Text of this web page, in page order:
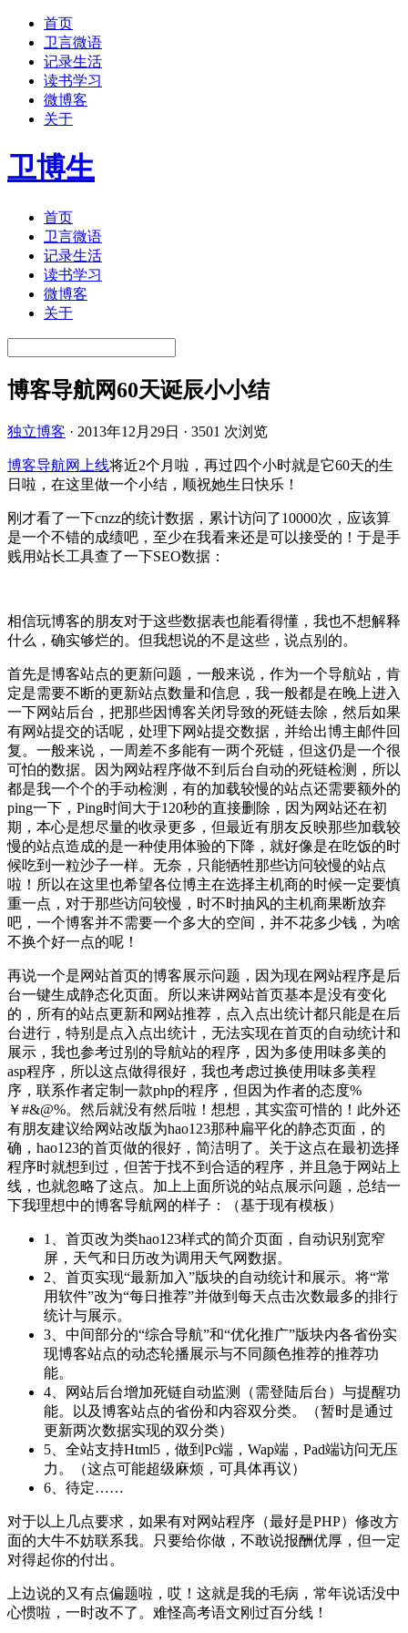
首页
卫言微语
记录生活
读书学习
微博客
关于
卫博生
首页
卫言微语
记录生活
读书学习
微博客
关于
博客导航网60天诞辰小小结
独立博客 · 2013年12月29日 · 3501 次浏览
博客导航网 上线将近2个月啦，再过四个小时就是它60天的生
日啦，在这里做一个小结，顺祝她生日快乐！
刚才看了一下cnzz的统计数据，累计访问了10000次，应该算
是一个不错的成绩吧，至少在我看来还是可以接受的！于是手
贱用站长工具查了一下SEO数据：
相信玩博客的朋友对于这些数据表也能看得懂，我也不想解释
什么，确实够烂的。但我想说的不是这些，说点别的。
首先是博客站点的更新问题，一般来说，作为一个导航站，肯
定是需要不断的更新站点数量和信息，我一般都是在晚上进入
一下网站后台，把那些因博客关闭导致的死链去除，然后如果
有网站提交的话呢，处理下网站提交数据，并给出博主邮件回
复。一般来说，一周差不多能有一两个死链，但这仍是一个很
可怕的数据。因为网站程序做不到后台自动的死链检测，所以
都是我一个个的手动检测，有的加载较慢的站点还需要额外的
ping一下，Ping时间大于120秒的直接删除，因为网站还在初
期，本心是想尽量的收录更多，但最近有朋友反映那些加载较
慢的站点造成的是一种使用体验的下降，就好像是在吃饭的时
候吃到一粒沙子一样。无奈，只能牺牲那些访问较慢的站点
啦！所以在这里也希望各位博主在选择主机商的时候一定要慎
重一点，对于那些访问较慢，时不时抽风的主机商果断放弃
吧，一个博客并不需要一个多大的空间，并不花多少钱，为啥
不换个好一点的呢！
再说一个是网站首页的博客展示问题，因为现在网站程序是后
台一键生成静态化页面。所以来讲网站首页基本是没有变化
的，所有的站点更新和网站推荐，点入点出统计都只能是在后
台进行，特别是点入点出统计，无法实现在首页的自动统计和
展示，我也参考过别的导航站的程序，因为多使用味多美的
asp程序，所以这点做得很好，我也考虑过换使用味多美程
序，联系作者定制一款php的程序，但因为作者的态度%
￥#&@%。然后就没有然后啦！想想，其实蛮可惜的！此外还
有朋友建议给网站改版为hao123那种扁平化的静态页面，的
确，hao123的首页做的很好，简洁明了。关于这点在最初选择
程序时就想到过，但苦于找不到合适的程序，并且急于网站上
线，也就忽略了这点。加上上面所说的站点展示问题，总结一
下我理想中的博客导航网的样子：（基于现有模板）
1、首页改为类hao123样式的简介页面，自动识别宽窄
屏，天气和日历改为调用天气网数据。
2、首页实现“最新加入”版块的自动统计和展示。将“常
用软件”改为“每日推荐”并做到每天点击次数最多的排行
统计与展示。
3、中间部分的“综合导航”和“优化推广”版块内各省份实
现博客站点的动态轮播展示与不同颜色推荐的推荐功
能。
4、网站后台增加死链自动监测（需登陆后台）与提醒功
能。以及博客站点的省份和内容双分类。（暂时是通过
更新两次数据实现的双分类）
5、全站支持Html5，做到Pc端，Wap端，Pad端访问无压
力。（这点可能超级麻烦，可具体再议）
6、待定……
对于以上几点要求，如果有对网站程序（最好是PHP）修改方
面的大牛不妨联系我。只要给你做，不敢说报酬优厚，但一定
对得起你的付出。
上边说的又有点偏题啦，哎！这就是我的毛病，常年说话没中
心惯啦，一时改不了。难怪高考语文刚过百分线！